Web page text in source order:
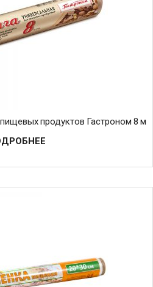
продуктов Гастроном 8 м